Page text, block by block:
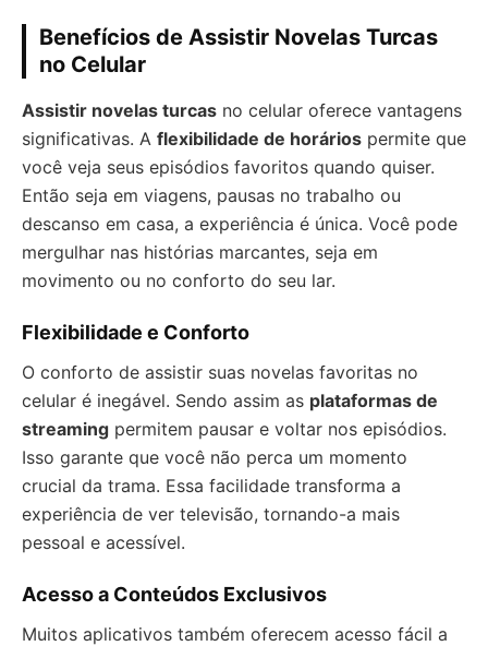
Benefícios de Assistir Novelas Turcas
no Celular
Assistir novelas turcas no celular oferece vantagens
significativas. A flexibilidade de horários permite que
você veja seus episódios favoritos quando quiser.
Então seja em viagens, pausas no trabalho ou
descanso em casa, a experiência é única. Você pode
mergulhar nas histórias marcantes, seja em
movimento ou no conforto do seu lar.
Flexibilidade e Conforto
O conforto de assistir suas novelas favoritas no
celular é inegável. Sendo assim as plataformas de
streaming permitem pausar e voltar nos episódios.
Isso garante que você não perca um momento
crucial da trama. Essa facilidade transforma a
experiência de ver televisão, tornando-a mais
pessoal e acessível.
Acesso a Conteúdos Exclusivos
Muitos aplicativos também oferecem acesso fácil a